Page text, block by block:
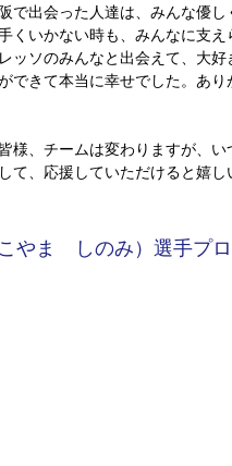
で出会った人達は、みんな優し
くいかない時も、みんなに支え
ッソのみんなと出会えて、大好
できて本当に幸せでした。あり
様、チームは変わりますが、い
て、応援していただけると嬉し
やま　しのみ）選手プ